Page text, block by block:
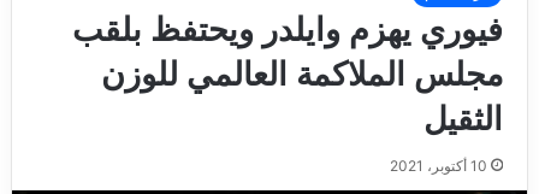
فيوري يهزم وايلدر ويحتفظ بلقب
مجلس الملاكمة العالمي للوزن
الثقيل
10 أكتوبر، 2021